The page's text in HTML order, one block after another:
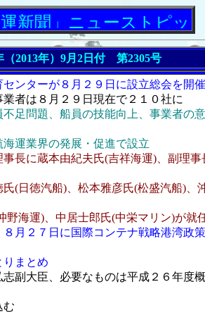
ニューストピックス
（2013年）9月2日付 第2305号
センターが８月２９日に設立総会を開催
業者は８月２９日現在で２１０社に
不足問題、船員の技能向上、事業者の
業界の発展・促進で設立
事長に蔵本由紀夫氏(吉祥海運)、副理事
汽船)、松本雅彦氏(松盛汽船)、
)、中居士郎氏(中栄マリン)が就
８月２７日に国際コンテナ戦略港湾政
まとめ
副大臣、必要なものは平成２６年度